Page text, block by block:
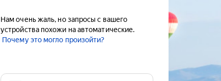
Нам очень жаль, но запросы с вашего
устройства похожи на автоматические.
Почему это могло произойти?